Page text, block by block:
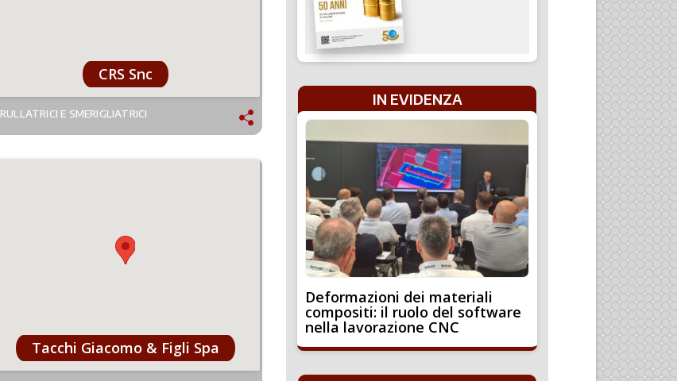
CRS Snc
RULLATRICI E SMERIGLIATRICI
Tacchi Giacomo & Figli Spa
IN EVIDENZA
Deformazioni dei materiali
compositi: il ruolo del software
nella lavorazione CNC